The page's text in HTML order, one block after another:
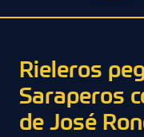
Rieleros
Saraperos
de José